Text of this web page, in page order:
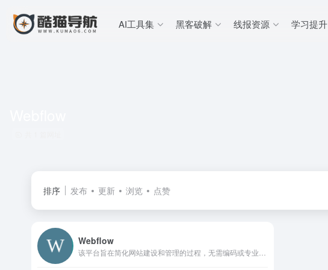
AI工具集 黑客破解 线报资源 学习提升
排序 发布 更新 浏览 点赞
Webflow